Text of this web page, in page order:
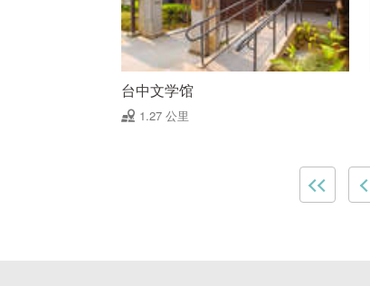
台中文学馆
1.27 公里